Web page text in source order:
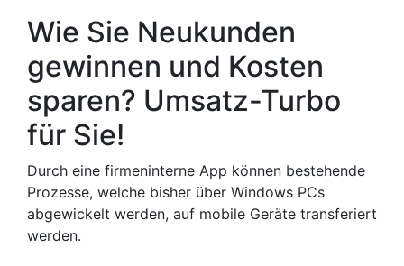
Wie Sie Neukunden
gewinnen und Kosten
sparen? Umsatz-Turbo
für Sie!
Durch eine firmeninterne App können bestehende
Prozesse, welche bisher über Windows PCs
abgewickelt werden, auf mobile Geräte transferiert
werden.